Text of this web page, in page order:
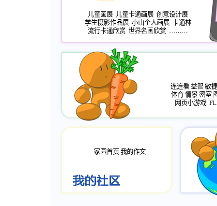
儿童画展 儿童卡通画展 创意设计展
学生摄影作品展 小山个人画展 卡通林
流行卡通欣赏 世界名画欣赏 ………
连连看 益智 敏捷
体育 情景 密室
网页小游戏
家园首页 我的作文